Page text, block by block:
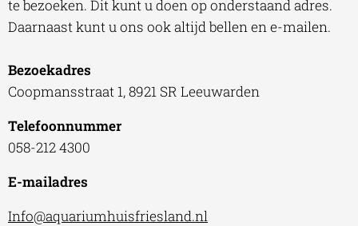
te bezoeken. Dit kunt u doen op onderstaand adres.
Daarnaast kunt u ons ook altijd bellen en e-mailen.
Bezoekadres
Coopmansstraat 1, 8921 SR Leeuwarden
Telefoonnummer
058-212 4300
E-mailadres
Info@aquariumhuisfriesland.nl